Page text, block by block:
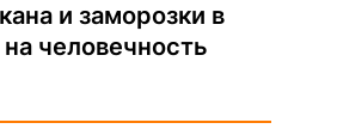
и заморозки в
человечность